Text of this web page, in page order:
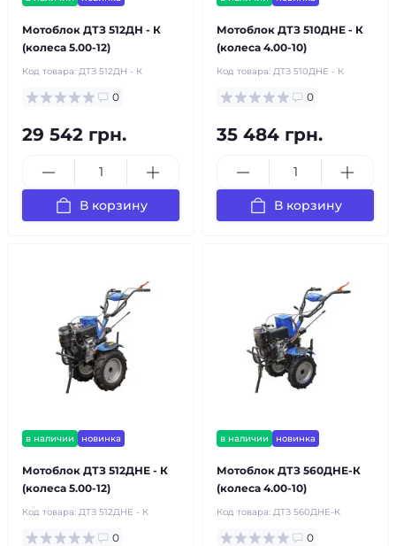
Мотоблок ДТЗ 512ДН - К
(колеса 5.00-12)
Код товара: ДТЗ 512ДН - К
0
29 542 грн.
В корзину
Мотоблок ДТЗ 510ДНЕ - К
(колеса 4.00-10)
Код товара: ДТЗ 510ДНЕ - К
0
35 484 грн.
В корзину
в наличии новинка
Мотоблок ДТЗ 512ДНЕ - К
(колеса 5.00-12)
Код товара: ДТЗ 512ДНЕ - К
0
в наличии новинка
Мотоблок ДТЗ 560ДНЕ-К
(колеса 4.00-10)
Код товара: ДТЗ 560ДНЕ-К
0